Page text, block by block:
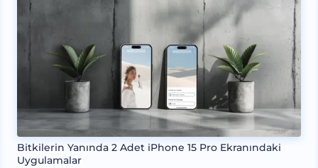
Bitkilerin Yanında 2 Adet iPhone 15 Pro Ekranındaki
Uygulamalar